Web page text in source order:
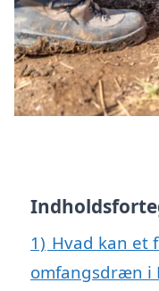
1) Hvad kan et
omfangsdræn i